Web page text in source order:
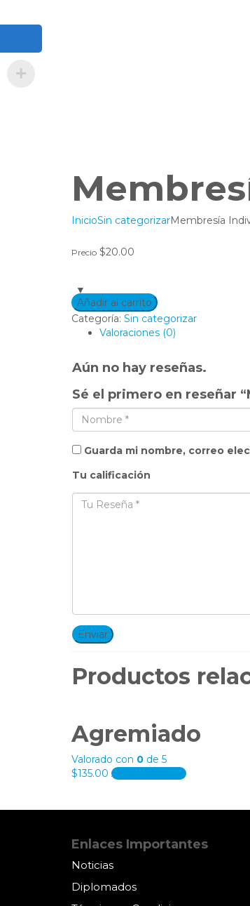
InicioSin categorizarMembresía
Precio $20.00
Añadir al carrito
Categoría: Sin categorizar
Valoraciones (0)
Aún no hay reseñas.
Sé el primero en reseñar
Guarda mi nombre, correo
Tu calificación
Productos
Agremiado
Valorado con 0 de 5
$135.00 Añadir al carrito
Enlaces Importantes
Noticias
Diplomados